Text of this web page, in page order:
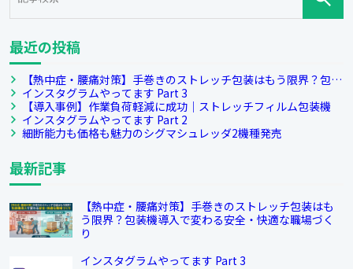
最近の投稿
【熱中症・腰痛対策】手巻きのストレッチ包装はもう限界？包装
機導入で変わる安全・快適な職場づくり
インスタグラムやってます Part 3
【導入事例】作業負荷軽減に成功｜ストレッチフィルム包装機
インスタグラムやってます Part 2
細断能力も価格も魅力のシグマシュレッダ2機種発売
最新記事
【熱中症・腰痛対策】手巻きのストレッチ包装はも
う限界？包装機導入で変わる安全・快適な職場づく
り
インスタグラムやってます Part 3